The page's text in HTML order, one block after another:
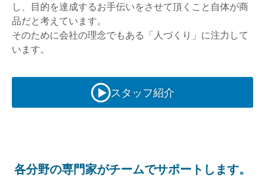
し、目的を達成するお手伝いをさせて頂くこと自体が商
品だと考えています。
そのために会社の理念でもある「人づくり」に注力して
います。
スタッフ紹介
各分野の専門家がチームでサポートします。